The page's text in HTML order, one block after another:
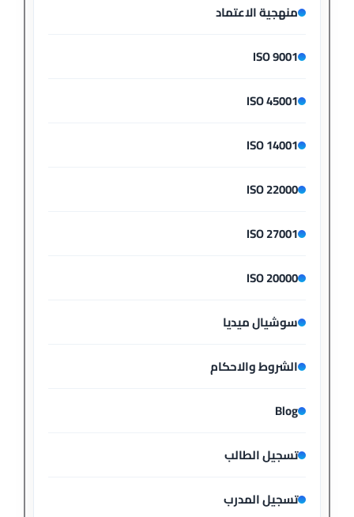
منهجية الاعتماد
ISO 9001
ISO 45001
ISO 14001
ISO 22000
ISO 27001
ISO 20000
سوشيال ميديا
الشروط والاحكام
Blog
تسجيل الطالب
تسجيل المدرب